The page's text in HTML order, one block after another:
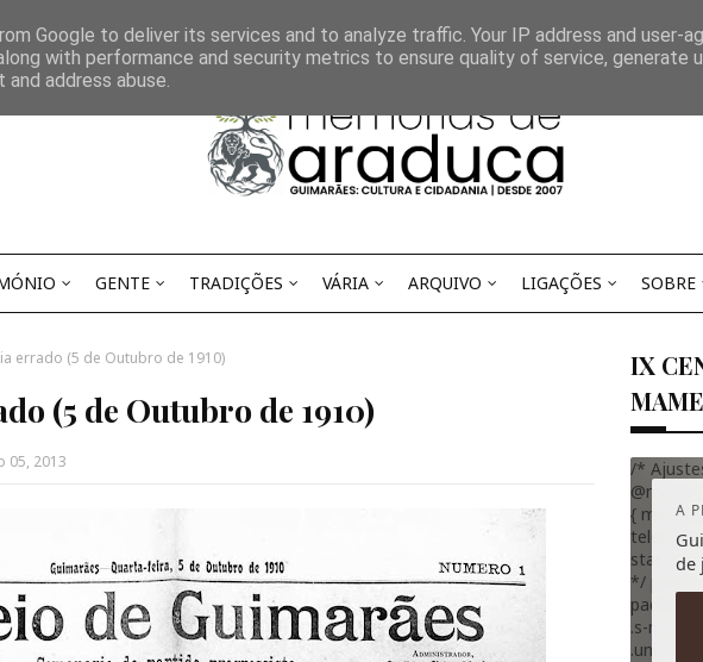
GENTE TRADIÇÕES VÁRIA ARQUIVO LIGAÇÕES SOBRE
errado (5 de Outubro de 1910)
(5 de Outubro de 1910)
05, 2013
IX
A
de
/*
@media
{ min-
start; /*
*/
.s-
.unit {
Google to deliver its services and to analyze traffic. Your IP address and user-
with performance and security metrics to ensure quality of service, generate
address abuse.